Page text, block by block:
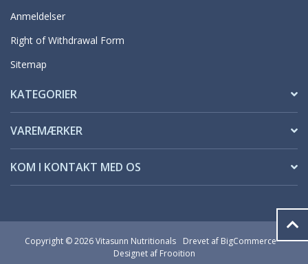
Anmeldelser
Right of Withdrawal Form
Sitemap
KATEGORIER
VAREMÆRKER
KOM I KONTAKT MED OS
Copyright © 2026 Vitasunn Nutritionals Drevet af BigCommerce
Designet af Frooition